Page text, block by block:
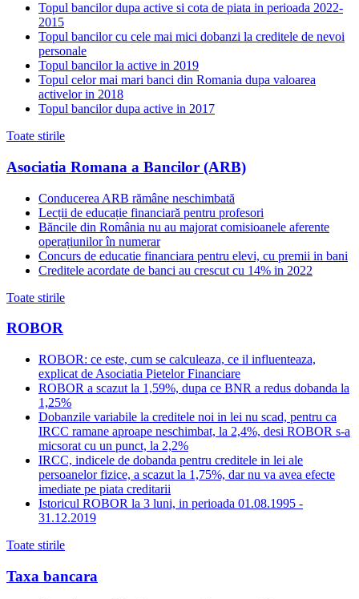
Topul bancilor dupa active si cota de piata in perioada 2022-
2015
Topul bancilor cu cele mai mici dobanzi la creditele de nevoi
personale
Topul bancilor la active in 2019
Topul celor mai mari banci din Romania dupa valoarea
activelor in 2018
Topul bancilor dupa active in 2017
Toate stirile
Asociatia Romana a Bancilor (ARB)
Conducerea ARB rămâne neschimbată
Lecții de educație financiară pentru profesori
Băncile din România nu au majorat comisioanele aferente
operațiunilor în numerar
Concurs de educatie financiara pentru elevi, cu premii in bani
Creditele acordate de banci au crescut cu 14% in 2022
Toate stirile
ROBOR
ROBOR: ce este, cum se calculeaza, ce il influenteaza,
explicat de Asociatia Pietelor Financiare
ROBOR a scazut la 1,59%, dupa ce BNR a redus dobanda la
1,25%
Dobanzile variabile la creditele noi in lei nu scad, pentru ca
IRCC ramane aproape neschimbat, la 2,4%, desi ROBOR s-a
micsorat cu un punct, la 2,2%
IRCC, indicele de dobanda pentru creditele in lei ale
persoanelor fizice, a scazut la 1,75%, dar nu va avea efecte
imediate pe piata creditarii
Istoricul ROBOR la 3 luni, in perioada 01.08.1995 -
31.12.2019
Toate stirile
Taxa bancara